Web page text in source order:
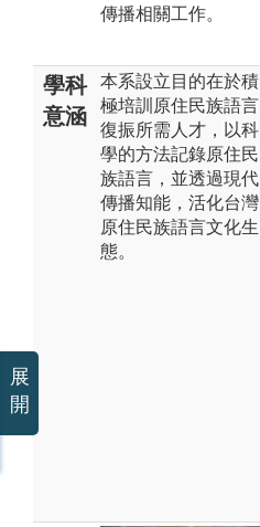
傳播相關工作。
學科
意涵
本系設立目的在於積
極培訓原住民族語言
復振所需人才，以科
學的方法記錄原住民
族語言，並透過現代
傳播知能，活化台灣
原住民族語言文化生
態。
展
開